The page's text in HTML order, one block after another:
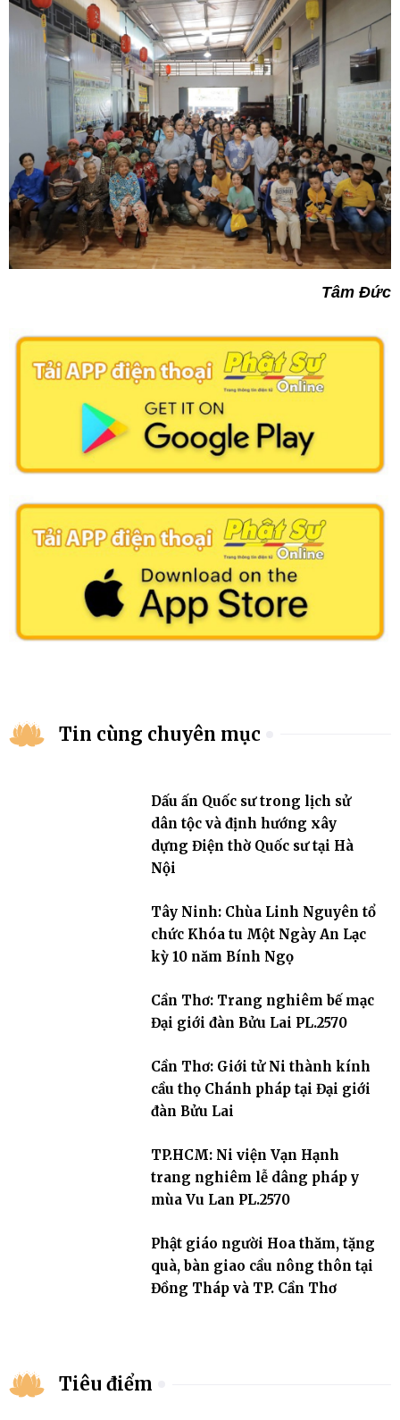
Tâm Đức
Tin cùng chuyên mục
Dấu ấn Quốc sư trong lịch sử
dân tộc và định hướng xây
dựng Điện thờ Quốc sư tại Hà
Nội
Tây Ninh: Chùa Linh Nguyên tổ
chức Khóa tu Một Ngày An Lạc
kỳ 10 năm Bính Ngọ
Cần Thơ: Trang nghiêm bế mạc
Đại giới đàn Bửu Lai PL.2570
Cần Thơ: Giới tử Ni thành kính
cầu thọ Chánh pháp tại Đại giới
đàn Bửu Lai
TP.HCM: Ni viện Vạn Hạnh
trang nghiêm lễ dâng pháp y
mùa Vu Lan PL.2570
Phật giáo người Hoa thăm, tặng
quà, bàn giao cầu nông thôn tại
Đồng Tháp và TP. Cần Thơ
Tiêu điểm